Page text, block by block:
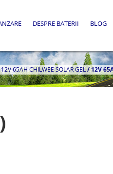
DESPRE BATERII BLOG
65AH CHILWEE SOLAR GEL/12V